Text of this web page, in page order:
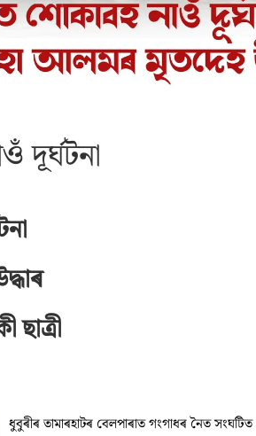
দূৰ্ঘটনা
ধুবুৰীৰ তামাৰহাটৰ বেলপাৰাত গংগাধৰ নৈত